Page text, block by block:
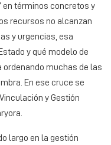
en términos concretos y
recursos no alcanzan
y urgencias, esa
y qué modelo de
muchas de las
En ese cruce se
y Gestión
largo en la gestión